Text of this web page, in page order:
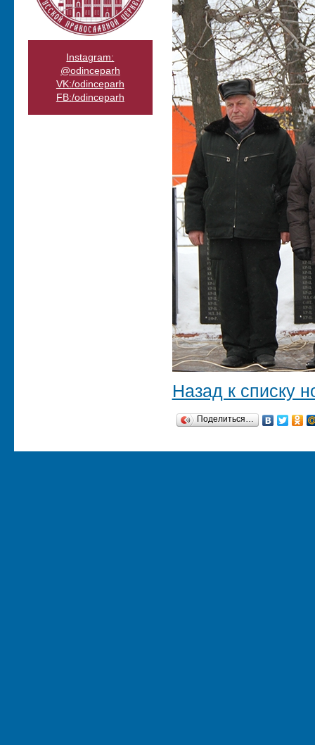
Instagram:
@odinceparh
VK:/odinceparh
FB:/odinceparh
Назад к списку
Поделиться…